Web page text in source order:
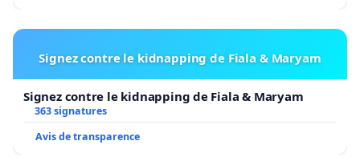
Signez contre le kidnapping de Fiala & Maryam
Signez contre le kidnapping de Fiala & Maryam
363 signatures
Avis de transparence